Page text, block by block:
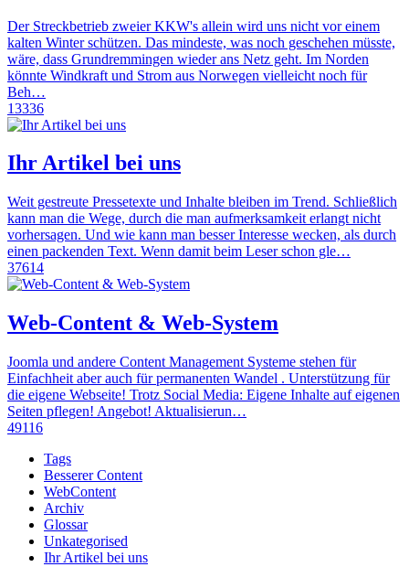
Der Streckbetrieb zweier KKW's allein wird uns nicht vor einem
kalten Winter schützen. Das mindeste, was noch geschehen müsste,
wäre, dass Grundremmingen wieder ans Netz geht. Im Norden
könnte Windkraft und Strom aus Norwegen vielleicht noch für
Beh…
13336
Ihr Artikel bei uns
Weit gestreute Pressetexte und Inhalte bleiben im Trend. Schließlich
kann man die Wege, durch die man aufmerksamkeit erlangt nicht
vorhersagen. Und wie kann man besser Interesse wecken, als durch
einen packenden Text. Wenn damit beim Leser schon gle…
37614
Web-Content & Web-System
Joomla und andere Content Management Systeme stehen für
Einfachheit aber auch für permanenten Wandel . Unterstützung für
die eigene Webseite! Trotz Social Media: Eigene Inhalte auf eigenen
Seiten pflegen! Angebot! Aktualisierun…
49116
Tags
Besserer Content
WebContent
Archiv
Glossar
Unkategorised
Ihr Artikel bei uns